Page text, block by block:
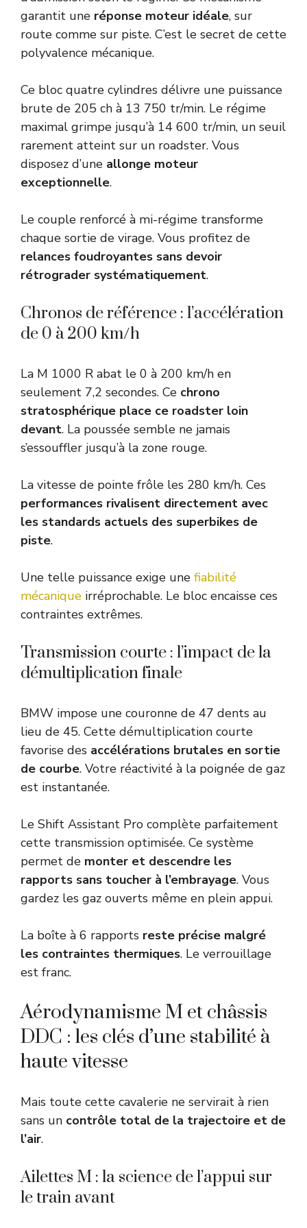
garantit une réponse moteur idéale, sur
route comme sur piste. C’est le secret de cette
polyvalence mécanique.
Ce bloc quatre cylindres délivre une puissance
brute de 205 ch à 13 750 tr/min. Le régime
maximal grimpe jusqu’à 14 600 tr/min, un seuil
rarement atteint sur un roadster. Vous
disposez d’une allonge moteur
exceptionnelle.
Le couple renforcé à mi-régime transforme
chaque sortie de virage. Vous profitez de
relances foudroyantes sans devoir
rétrograder systématiquement.
Chronos de référence : l’accélération
de 0 à 200 km/h
La M 1000 R abat le 0 à 200 km/h en
seulement 7,2 secondes. Ce chrono
stratosphérique place ce roadster loin
devant. La poussée semble ne jamais
s’essouffler jusqu’à la zone rouge.
La vitesse de pointe frôle les 280 km/h. Ces
performances rivalisent directement avec
les standards actuels des superbikes de
piste.
Une telle puissance exige une fiabilité
mécanique irréprochable. Le bloc encaisse ces
contraintes extrêmes.
Transmission courte : l’impact de la
démultiplication finale
BMW impose une couronne de 47 dents au
lieu de 45. Cette démultiplication courte
favorise des accélérations brutales en sortie
de courbe. Votre réactivité à la poignée de gaz
est instantanée.
Le Shift Assistant Pro complète parfaitement
cette transmission optimisée. Ce système
permet de monter et descendre les
rapports sans toucher à l’embrayage. Vous
gardez les gaz ouverts même en plein appui.
La boîte à 6 rapports reste précise malgré
les contraintes thermiques. Le verrouillage
est franc.
Aérodynamisme M et châssis
DDC : les clés d’une stabilité à
haute vitesse
Mais toute cette cavalerie ne servirait à rien
sans un contrôle total de la trajectoire et de
l’air.
Ailettes M : la science de l’appui sur
le train avant